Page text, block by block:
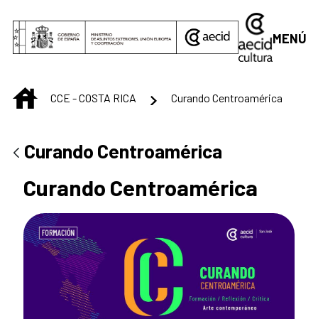
MENÚ
INICIO
CCE - COSTA RICA Curando Centroamérica
Curando Centroamérica
Curando Centroamérica